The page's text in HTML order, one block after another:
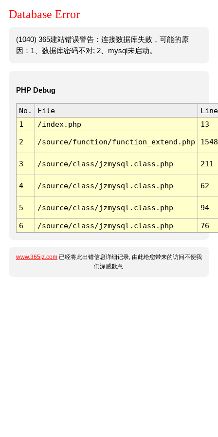
Database Error
(1040) 365建站错误警告：连接数据库失败，可能的原
因：1、数据库密码不对; 2、mysql未启动。
PHP Debug
No. File
Line
1
/index.php 13
2 /source/function/function_extend.php 1548
3 /source/class/jzmysql.class.php 211
4 /source/class/jzmysql.class.php 62
5 /source/class/jzmysql.class.php 94
6 /source/class/jzmysql.class.php 76
www.365jz.com 已经将此出错信息详细记录, 由此给您带来的访问不便我
们深感歉意.